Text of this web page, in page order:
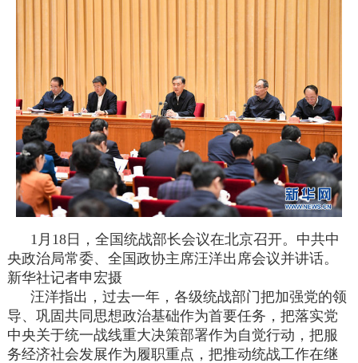
1月18日，全国统战部长会议在北京召开。中共中
央政治局常委、全国政协主席汪洋出席会议并讲话。
新华社记者申宏摄
汪洋指出，过去一年，各级统战部门把加强党的领
导、巩固共同思想政治基础作为首要任务，把落实党
中央关于统一战线重大决策部署作为自觉行动，把服
务经济社会发展作为履职重点，把推动统战工作在继